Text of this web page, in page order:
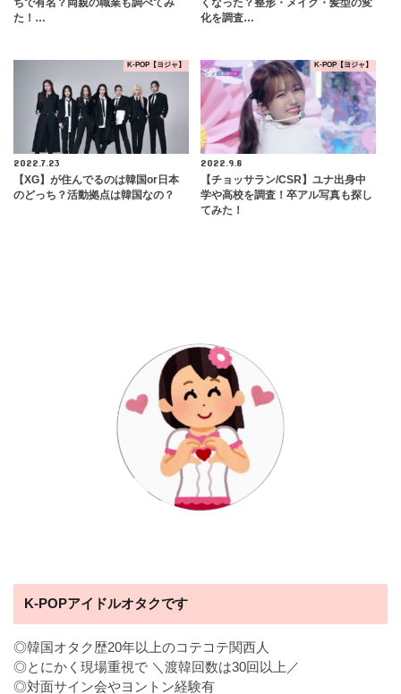
ちで有名？両親の職業も調べてみ
た！…
くなった？整形・メイク・髪型の変
化を調査…
K-POP【ヨジャ】
2022.7.23
【XG】が住んでるのは韓国or日本
のどっち？活動拠点は韓国なの？
K-POP【ヨジャ】
2022.9.8
【チョッサラン/CSR】ユナ出身中
学や高校を調査！卒アル写真も探し
てみた！
K-POPアイドルオタクです
◎韓国オタク歴20年以上のコテコテ関西人
◎とにかく現場重視で ＼渡韓回数は30回以上／
◎対面サイン会やヨントン経験有